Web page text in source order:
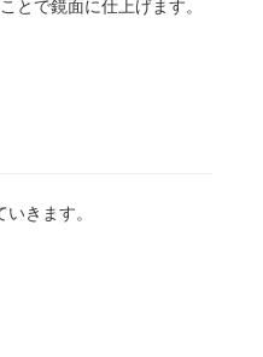
で鏡面に仕上げます。
きます。